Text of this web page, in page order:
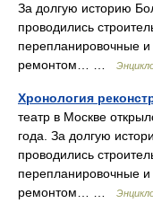
За долгую историю
проводились
перепланировочные и
ремонтом… …
Хронология
театр в Москве
года. За долгую
проводились
перепланировочные и
ремонтом… …